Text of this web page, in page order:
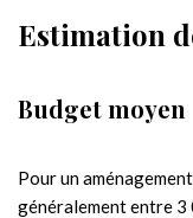
Estimation
Budget moyen
Pour un
généralement entre 3